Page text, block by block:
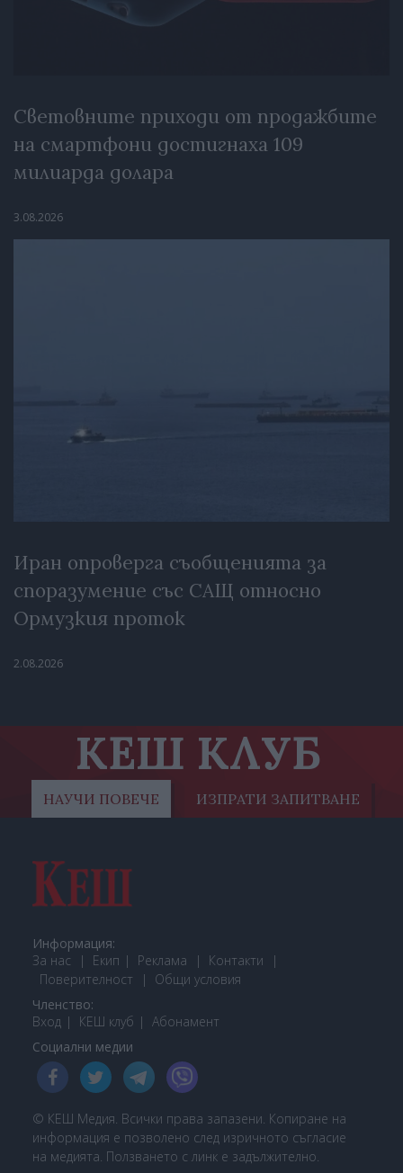
Световните приходи от продажбите
на смартфони достигнаха 109
милиарда долара
3.08.2026
Иран опроверга съобщенията за
споразумение със САЩ относно
Ормузкия проток
2.08.2026
КЕШ КЛУБ
НАУЧИ ПОВЕЧЕ ИЗПРАТИ ЗАПИТВАНЕ
Информация:
За нас
Екип Реклама
Контакти
Поверителност
Общи условия
Членство:
Вход
КЕШ клуб Абонамент
Социални медии
© КЕШ Медия. Всички права запазени. Копиране на
информация е позволено след изричното съгласие
на медията. Ползването с линк е задължително.